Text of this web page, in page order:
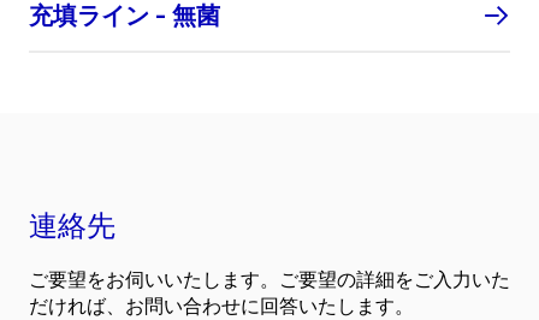
充填ライン - 無菌
連絡先
ご要望をお伺いいたします。ご要望の詳細をご入力いた
だければ、お問い合わせに回答いたします。